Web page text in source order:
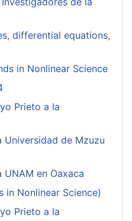
differential equations,
in Nonlinear Science
Prieto a la
de Mzuzu
en Oaxaca
in Nonlinear Science)
Prieto a la